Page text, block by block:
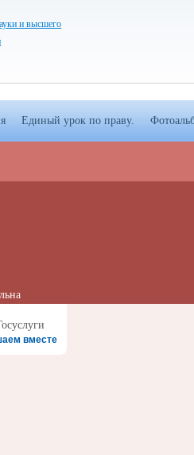
и высшего
Единый урок по праву.
вместе